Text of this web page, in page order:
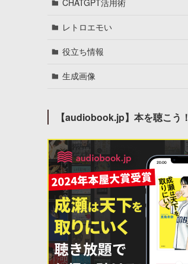
CHATGPT活用術
レトロエモい
役立ち情報
生成画像
【audiobook.jp】本を聴こう！